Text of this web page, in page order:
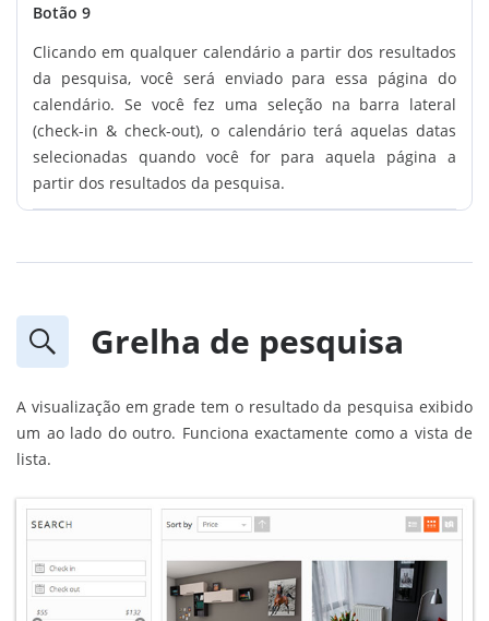
Botão 9
Clicando em qualquer calendário a partir dos resultados
da pesquisa, você será enviado para essa página do
calendário. Se você fez uma seleção na barra lateral
(check-in & check-out), o calendário terá aquelas datas
selecionadas quando você for para aquela página a
partir dos resultados da pesquisa.
Grelha de pesquisa
A visualização em grade tem o resultado da pesquisa exibido
um ao lado do outro. Funciona exactamente como a vista de
lista.